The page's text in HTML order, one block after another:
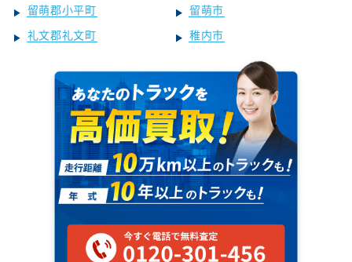
留萌郡小平町
留萌市
礼文郡礼文町
稚内市